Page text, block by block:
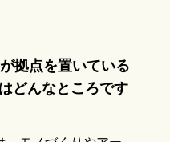
拠点を置いている
どんなところです